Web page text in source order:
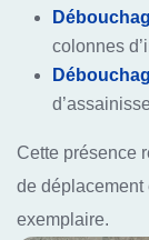
colonnes
Cette présence
de déplacement
exemplaire.